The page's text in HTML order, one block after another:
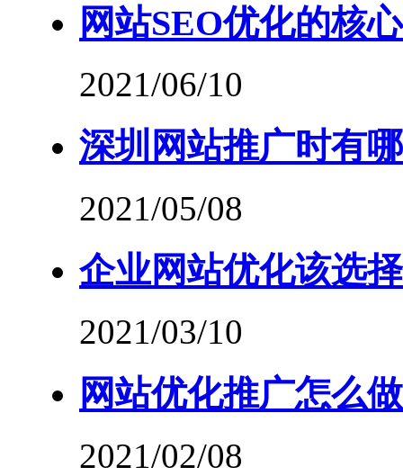
网站SEO优化的核
2021/06/10
深圳网站推广时有
2021/05/08
企业网站优化该选
2021/03/10
网站优化推广怎么
2021/02/08